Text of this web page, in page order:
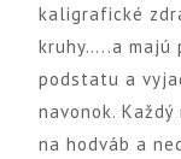
kaligrafické
kruhy…..a majú
podstatu a
navonok.
na hodváb a